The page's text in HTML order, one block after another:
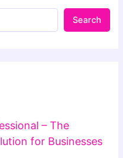
Search
– The
for Businesses